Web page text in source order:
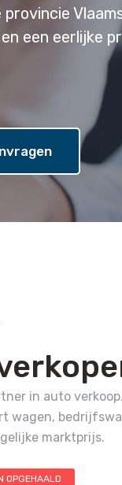
provincie
een eerlijke
in auto verkoop.
wagen,
marktprijs.
OPGEHAALD